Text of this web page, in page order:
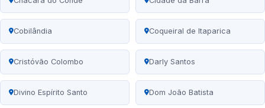
Cobilândia Coqueiral de Itaparica
Cristóvão Colombo Darly Santos
Divino Espírito Santo Dom João Batista